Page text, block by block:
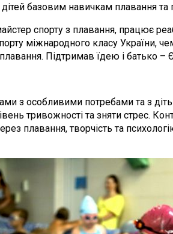
базовим навичкам плавання та
спорту з плавання, працює
міжнародного класу України,
Підтримав їдею і батько –
з особливими потребами та з
тривожності та зняти стрес.
плавання, творчість та